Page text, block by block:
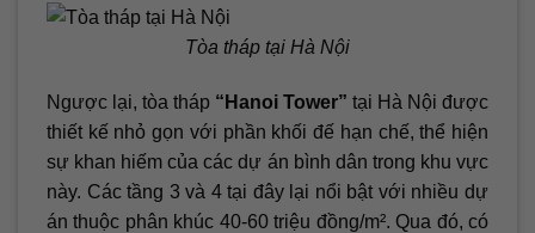
Tòa tháp tại Hà Nội
Ngược lại, tòa tháp “Hanoi Tower” tại Hà Nội được
thiết kế nhỏ gọn với phần khối đế hạn chế, thể hiện
sự khan hiếm của các dự án bình dân trong khu vực
này. Các tầng 3 và 4 tại đây lại nổi bật với nhiều dự
án thuộc phân khúc 40-60 triệu đồng/m². Qua đó, có